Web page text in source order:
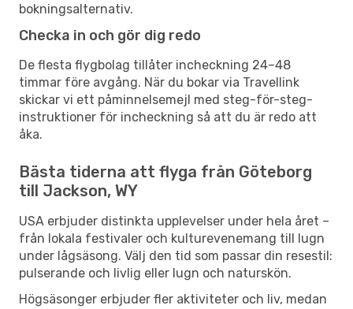
bokningsalternativ.
Checka in och gör dig redo
De flesta flygbolag tillåter incheckning 24–48
timmar före avgång. När du bokar via Travellink
skickar vi ett påminnelsemejl med steg-för-steg-
instruktioner för incheckning så att du är redo att
åka.
Bästa tiderna att flyga från Göteborg
till Jackson, WY
USA erbjuder distinkta upplevelser under hela året –
från lokala festivaler och kulturevenemang till lugn
under lågsäsong. Välj den tid som passar din resestil:
pulserande och livlig eller lugn och naturskön.
Högsäsonger erbjuder fler aktiviteter och liv, medan